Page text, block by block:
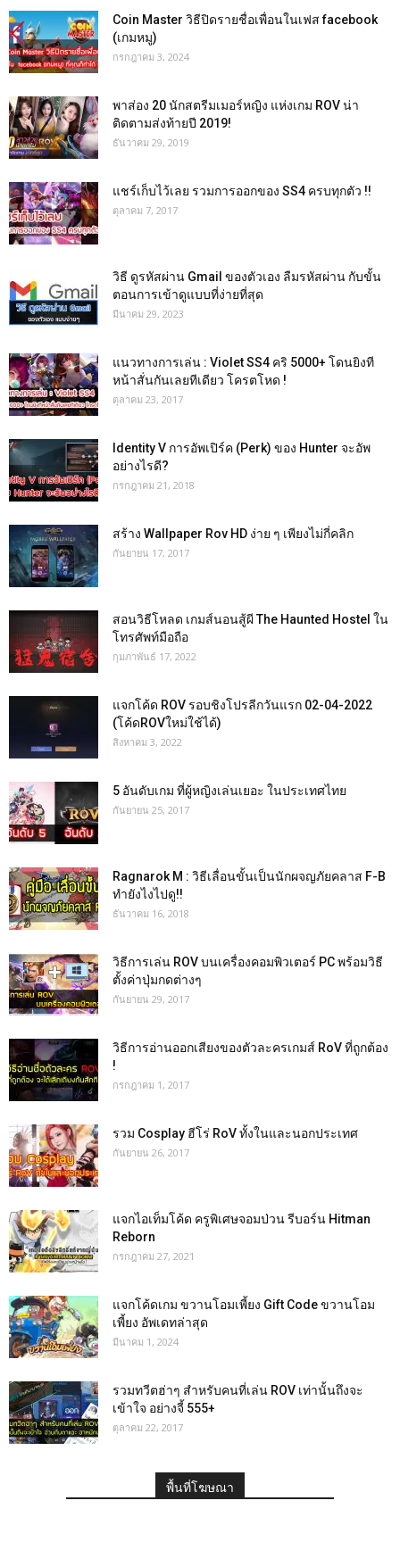
Coin Master วิธีปิดรายชื่อเพื่อนในเฟส facebook
(เกมหมู)
กรกฎาคม 3, 2024
พาส่อง 20 นักสตรีมเมอร์หญิง แห่งเกม ROV น่า
ติดตามส่งท้ายปี 2019!
ธันวาคม 29, 2019
แชร์เก็บไว้เลย รวมการออกของ SS4 ครบทุกตัว !!
ตุลาคม 7, 2017
วิธี ดูรหัสผ่าน Gmail ของตัวเอง ลืมรหัสผ่าน กับขั้น
ตอนการเข้าดูแบบที่ง่ายที่สุด
มีนาคม 29, 2023
แนวทางการเล่น : Violet SS4 คริ 5000+ โดนยิงที
หน้าสั่นกันเลยทีเดียว โครตโหด !
ตุลาคม 23, 2017
Identity V การอัพเปิร์ค (Perk) ของ Hunter จะอัพ
อย่างไรดี?
กรกฎาคม 21, 2018
สร้าง Wallpaper Rov HD ง่าย ๆ เพียงไม่กี่คลิก
กันยายน 17, 2017
สอนวิธีโหลด เกมส์นอนสู้ผี The Haunted Hostel ใน
โทรศัพท์มือถือ
กุมภาพันธ์ 17, 2022
แจกโค้ด ROV รอบชิงโปรลีกวันแรก 02-04-2022
(โค้ดROVใหม่ใช้ได้)
สิงหาคม 3, 2022
5 อันดับเกม ที่ผู้หญิงเล่นเยอะ ในประเทศไทย
กันยายน 25, 2017
Ragnarok M : วิธีเลื่อนขั้นเป็นนักผจญภัยคลาส F-B
ทำยังไงไปดู!!
ธันวาคม 16, 2018
วิธีการเล่น ROV บนเครื่องคอมพิวเตอร์ PC พร้อมวิธี
ตั้งค่าปุ่มกดต่างๆ
กันยายน 29, 2017
วิธีการอ่านออกเสียงของตัวละครเกมส์ RoV ที่ถูกต้อง
!
กรกฎาคม 1, 2017
รวม Cosplay ฮีโร่ RoV ทั้งในและนอกประเทศ
กันยายน 26, 2017
แจกไอเท็มโค้ด ครูพิเศษจอมป่วน รีบอร์น Hitman
Reborn
กรกฎาคม 27, 2021
แจกโค้ดเกม ขวานโอมเพี้ยง Gift Code ขวานโอม
เพี้ยง อัพเดทล่าสุด
มีนาคม 1, 2024
รวมทวีตฮ่าๆ สำหรับคนที่เล่น ROV เท่านั้นถึงจะ
เข้าใจ อย่างจี้ 555+
ตุลาคม 22, 2017
พื้นที่โฆษณา